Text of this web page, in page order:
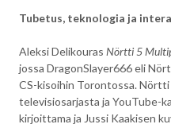
Tubetus, teknologia ja
Aleksi Delikouras Nörtti 5
jossa DragonSlayer666 eli
CS-kisoihin Torontossa.
televisiosarjasta ja YouTube-
kirjoittama ja Jussi Kaakisen